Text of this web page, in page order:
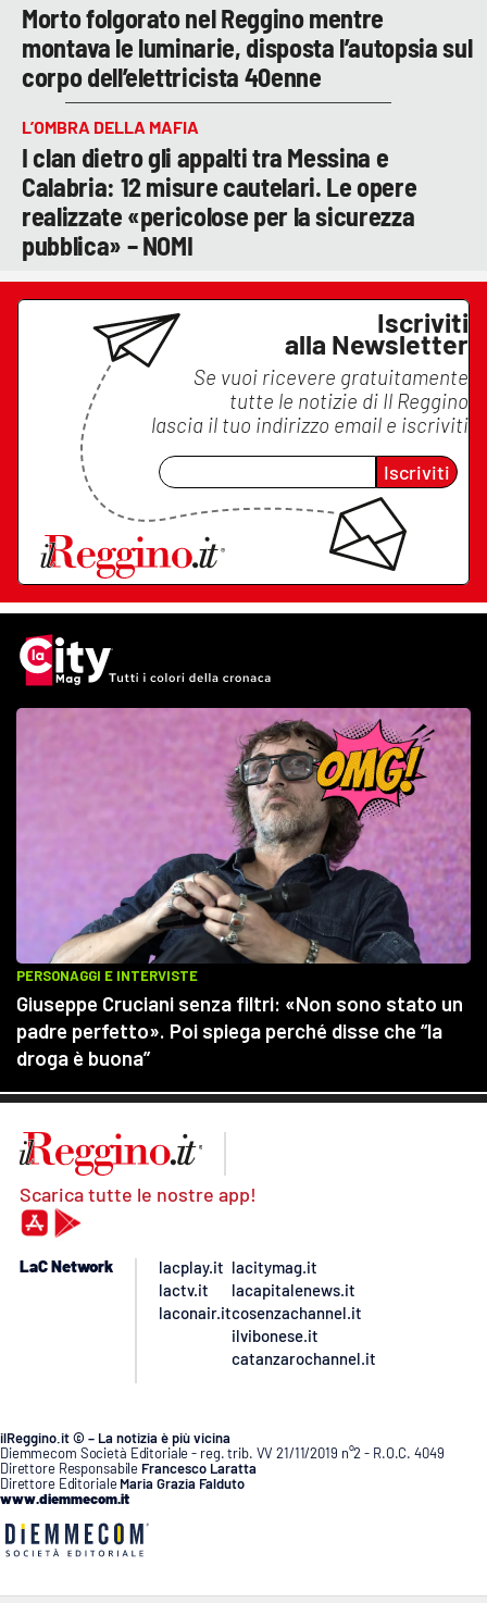
Morto folgorato nel Reggino mentre
montava le luminarie, disposta l’autopsia sul
corpo dell’elettricista 40enne
L’OMBRA DELLA MAFIA
I clan dietro gli appalti tra Messina e
Calabria: 12 misure cautelari. Le opere
realizzate «pericolose per la sicurezza
pubblica» – NOMI
Iscriviti
alla Newsletter
Se vuoi ricevere gratuitamente
tutte le notizie di Il Reggino
lascia il tuo indirizzo email e iscriviti
Iscriviti
Scarica tutte le nostre app!
LaC Network
lacplay.it
lactv.it
laconair.it
lacitymag.it
lacapitalenews.it
cosenzachannel.it
ilvibonese.it
catanzarochannel.it
ilReggino.it © – La notizia è più vicina
Diemmecom Società Editoriale - reg. trib. VV 21/11/2019 n°2 - R.O.C. 4049
Direttore Responsabile Francesco Laratta
Direttore Editoriale Maria Grazia Falduto
www.diemmecom.it